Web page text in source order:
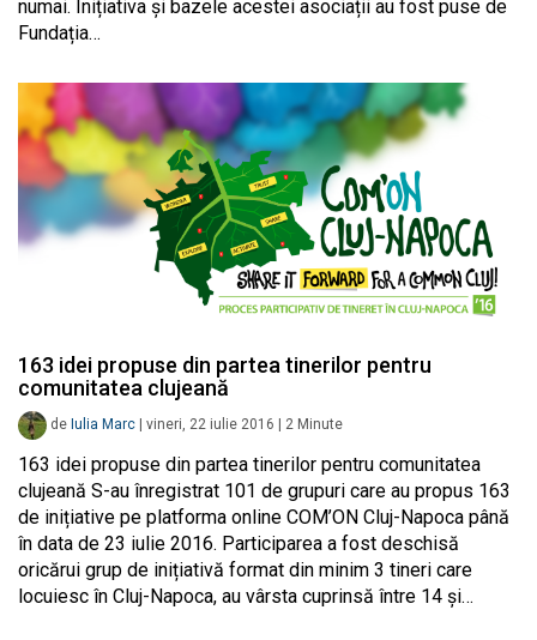
numai. Inițiativa și bazele acestei asociații au fost puse de
Fundația…
163 idei propuse din partea tinerilor pentru
comunitatea clujeană
de Iulia Marc vineri, 22 iulie 2016 2 Minute
163 idei propuse din partea tinerilor pentru comunitatea
clujeană S-au înregistrat 101 de grupuri care au propus 163
de inițiative pe platforma online COM’ON Cluj-Napoca până
în data de 23 iulie 2016. Participarea a fost deschisă
oricărui grup de inițiativă format din minim 3 tineri care
locuiesc în Cluj-Napoca, au vârsta cuprinsă între 14 și…